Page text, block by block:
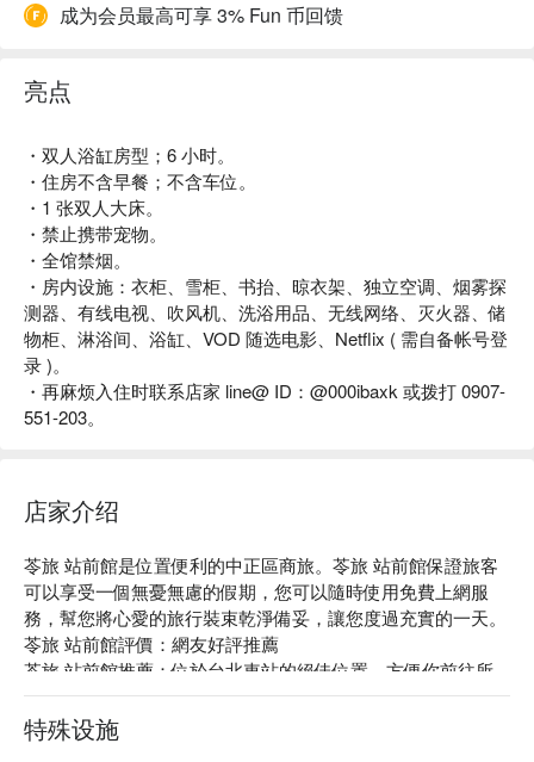
成为会员最高可享 3% Fun 币回馈
亮点
・双人浴缸房型；6 小时。
・住房不含早餐；不含车位。
・1 张双人大床。
・禁止携带宠物。
・全馆禁烟。
・房内设施：衣柜、雪柜、书抬、晾衣架、独立空调、烟雾探
测器、有线电视、吹风机、洗浴用品、无线网络、灭火器、储
物柜、淋浴间、浴缸、VOD 随选电影、Netflix ( 需自备帐号登
录 )。
・再麻烦入住时联系店家 line@ ID：@000ibaxk 或拨打 0907-
551-203。
店家介绍
苓旅 站前館是位置便利的中正區商旅。苓旅 站前館保證旅客
可以享受一個無憂無慮的假期，您可以隨時使用免費上網服
務，幫您將心愛的旅行裝束乾淨備妥，讓您度過充實的一天。
苓旅 站前館評價：網友好評推薦
苓旅 站前館推薦：位於台北車站的絕佳位置，方便你前往所
有想去的地方。客房設計照顧客人所需，並備有空調、遮光窗
簾，為您提供舒適體驗。
苓旅 站前館優惠、苓旅 站前館住宿方案、苓旅 站前館休息方
特殊设施